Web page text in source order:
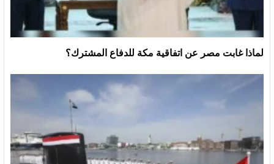
لماذا غابت مصر عن اتفاقية مكة للدفاع المشترك؟